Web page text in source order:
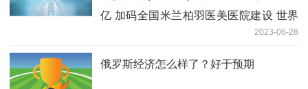
亿 加码全国米兰柏羽医美医院建设 世界
2023-06-28
俄罗斯经济怎么样了？好于预期